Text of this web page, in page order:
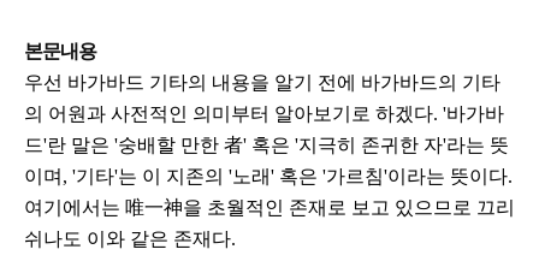
본문내용
우선 바가바드 기타의 내용을 알기 전에 바가바드의 기타
의 어원과 사전적인 의미부터 알아보기로 하겠다. '바가바
드'란 말은 '숭배할 만한 者' 혹은 '지극히 존귀한 자'라는 뜻
이며, '기타'는 이 지존의 '노래' 혹은 '가르침'이라는 뜻이다.
여기에서는 唯一神을 초월적인 존재로 보고 있으므로 끄리
쉬나도 이와 같은 존재다.